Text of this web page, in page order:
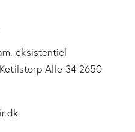
eksistentiel
Alle 34 2650